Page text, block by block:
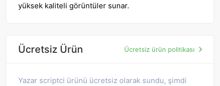
yüksek kaliteli görüntüler sunar.
Ücretsiz Ürün Ücretsiz ürün politikası
Yazar scriptci ürünü ücretsiz olarak sundu, şimdi